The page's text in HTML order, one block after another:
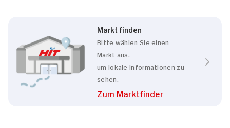
Markt finden
Bitte wählen Sie einen
Markt aus,
um lokale Informationen zu
sehen.
Zum Marktfinder